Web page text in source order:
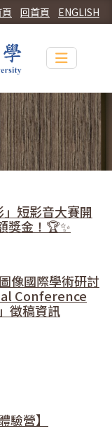
ENGLISH
回首頁
Toggle
短影音大賽開
獎金！🏆✨
像國際學術研討
Conference
徵稿資訊
驗營】